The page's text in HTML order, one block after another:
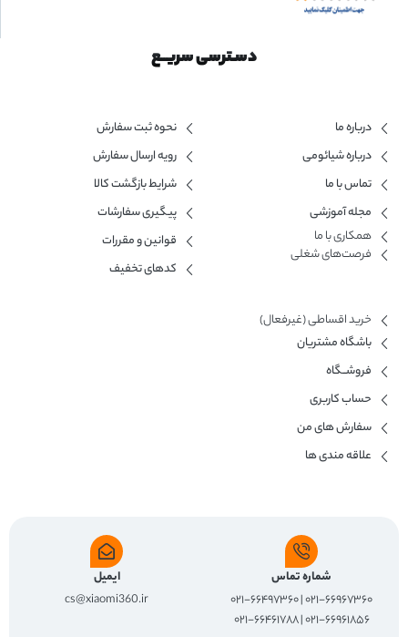
دسـترسی سریــع
درباره ما
درباره شیائومی
تماس با ما
مجله آموزشی
همکاری با ما​
فرصت‌های شغلی
نحوه ثبت سفارش
رویه ارسال سفارش
شرایط بازگشت کالا
پیگیری سفارشات
قوانین و مقررات
کدهای تخفیف
خرید اقساطی (غیرفعال)
باشگاه مشتریان
فروشــگاه
حساب کاربری
سفارش های من
علاقه مندی ها
شماره تماس
۰۲۱-۶۶۹۶۷۳۶۰ | ۰۲۱-۶۶۴۹۷۳۶۰
۰۲۱-۶۶۹۶۱۸۵۶ | ۰۲۱-۶۶۴۶۱۷۸۸
ایمیل
cs@xiaomi360.ir